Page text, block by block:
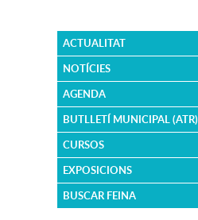
ACTUALITAT
NOTÍCIES
AGENDA
BUTLLETÍ MUNICIPAL (ATR)
CURSOS
EXPOSICIONS
BUSCAR FEINA